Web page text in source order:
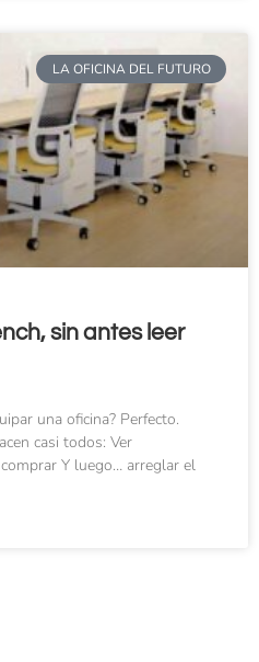
LA OFICINA DEL FUTURO
sin antes leer
una oficina? Perfecto.
casi todos: Ver
Y luego… arreglar el